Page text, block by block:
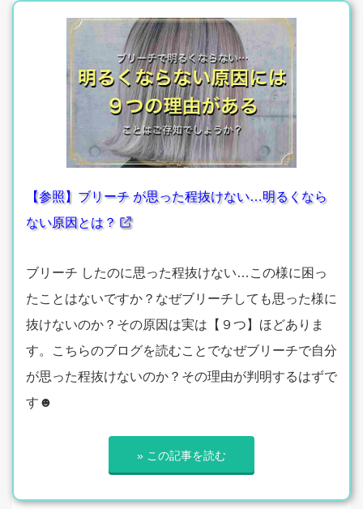
【参照】ブリーチ が思った程抜けない…明るくなら
ない原因とは？
ブリーチ したのに思った程抜けない…この様に困っ
たことはないですか？なぜブリーチしても思った様に
抜けないのか？その原因は実は【９つ】ほどありま
す。こちらのブログを読むことでなぜブリーチで自分
が思った程抜けないのか？その理由が判明するはずで
す☻
» この記事を読む